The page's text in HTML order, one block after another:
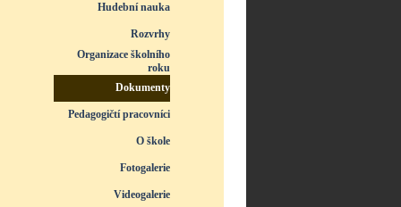
Hudební nauka
Rozvrhy
Organizace školního
roku
Dokumenty
Pedagogičtí pracovníci
O škole
Fotogalerie
Videogalerie